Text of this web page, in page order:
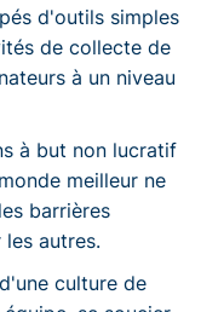
d'outils simples
de collecte de
à un niveau
à but non lucratif
meilleur ne
barrières
autres.
culture de